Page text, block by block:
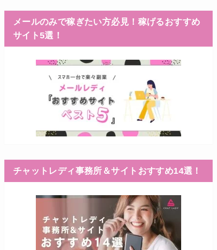
メールのみで稼ぎたい方必見！稼げるおすすめ
サイト5選！
チャットレディ事務所＆サイトおすすめ14選！